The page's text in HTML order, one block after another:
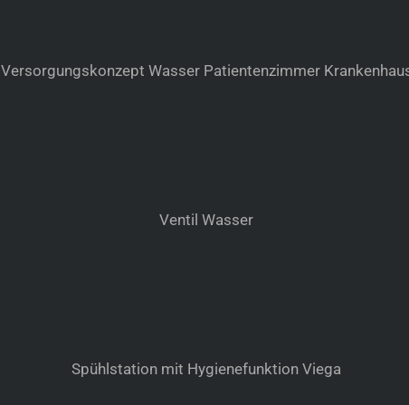
Versorgungskonzept Wasser Patientenzimmer
Ventil Wasser
Spühlstation mit Hygienefunktion Viega